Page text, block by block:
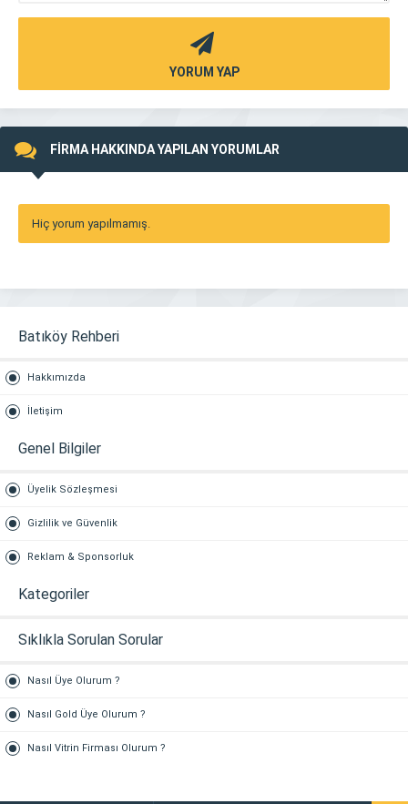
YORUM YAP
FİRMA HAKKINDA YAPILAN YORUMLAR
Hiç yorum yapılmamış.
Batıköy Rehberi
Hakkımızda
İletişim
Genel Bilgiler
Üyelik Sözleşmesi
Gizlilik ve Güvenlik
Reklam & Sponsorluk
Kategoriler
Sıklıkla Sorulan Sorular
Nasıl Üye Olurum ?
Nasıl Gold Üye Olurum ?
Nasıl Vitrin Firması Olurum ?